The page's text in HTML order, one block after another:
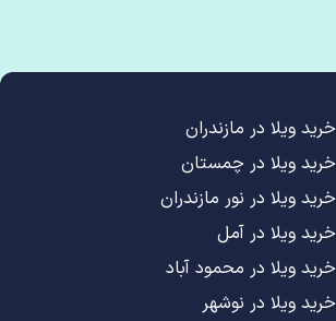
خرید ویلا در مازندران
خرید ویلا در چمستان
خرید ویلا در نور مازندران
خرید ویلا در آمل
خرید ویلا در محمود آباد
خرید ویلا در نوشهر